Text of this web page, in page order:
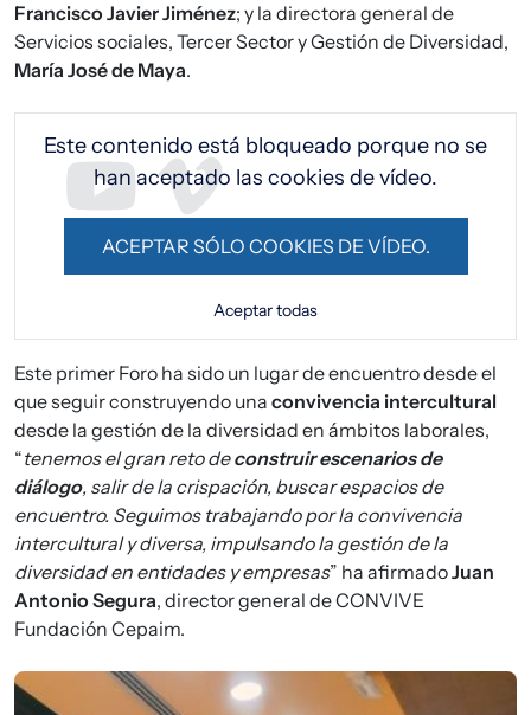
Francisco Javier Jiménez; y la directora general de
Servicios sociales, Tercer Sector y Gestión de Diversidad,
María José de Maya.
Este contenido está bloqueado porque no se
han aceptado las cookies de vídeo.
ACEPTAR SÓLO COOKIES DE VÍDEO.
Aceptar todas
Este primer Foro ha sido un lugar de encuentro desde el
que seguir construyendo una convivencia intercultural
desde la gestión de la diversidad en ámbitos laborales,
“tenemos el gran reto deconstruir escenarios de
diálogo, salir de la crispación, buscar espacios de
encuentro. Seguimos trabajando por la convivencia
intercultural y diversa, impulsando la gestión de la
diversidad en entidades y empresas” ha afirmadoJuan
Antonio Segura, director general de CONVIVE
Fundación Cepaim.
Imagen